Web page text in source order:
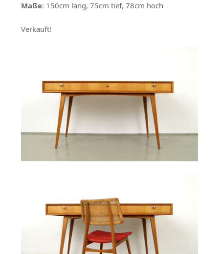
Maße: 150cm lang, 75cm tief, 78cm hoch
Verkauft!